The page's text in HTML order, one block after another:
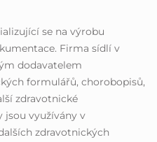
se na výrobu
Firma sídlí v
dodavatelem
formulářů, chorobopisů,
zdravotnické
jsou využívány v
zdravotnických